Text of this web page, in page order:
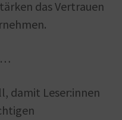
das Vertrauen
…
damit Leser:innen